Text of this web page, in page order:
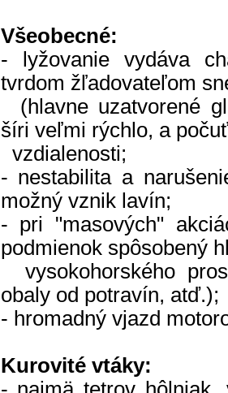
Všeobecné:
- lyžovanie vydáva
tvrdom žľadovateľom
(hlavne uzatvorené
šíri veľmi rýchlo, a
vzdialenosti;
- nestabilita a
možný vznik lavín;
- pri "masových"
podmienok spôsobený
vysokohorského
obaly od potravín, atď.);
- hromadný vjazd
Kurovité vtáky: